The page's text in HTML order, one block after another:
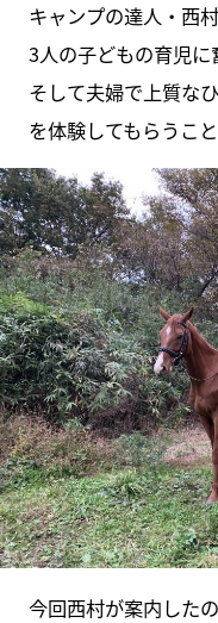
キャンプの達人・西
3人の子どもの育児に
そして夫婦で上質な
を体験してもらうこと
今回西村が案内した